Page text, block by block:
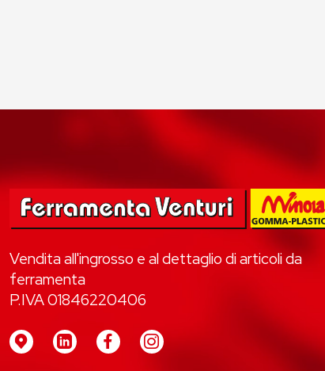
Vendita all'ingrosso e al dettaglio di articoli da
ferramenta
P.IVA 01846220406